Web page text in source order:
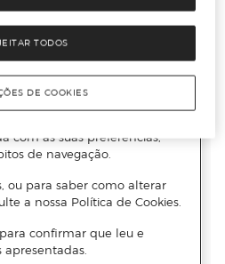
TODOS
DE COOKIES